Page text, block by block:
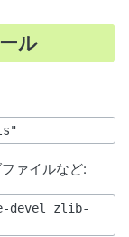
ル
ァイルなど:
devel zlib-